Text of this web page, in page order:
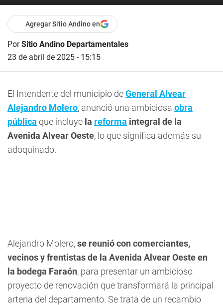
Agregar Sitio Andino en
PorSitio Andino Departamentales
23 de abril de 2025 - 15:15
El Intendente del municipio deGeneral Alvear
Alejandro Molero, anunció una ambiciosa obra
pública que incluye la reforma integral de la
Avenida Alvear Oeste, lo que significa además su
adoquinado.
Alejandro Molero,se reunió con comerciantes,
vecinos y frentistas de la Avenida Alvear Oeste en
la bodega Faraón, para presentar un ambicioso
proyecto de renovación que transformará la principal
arteria del departamento. Se trata de un recambio